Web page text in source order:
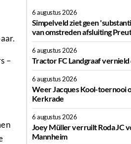
–
6 augustus 2026
Simpelveld ziet geen
van omstreden afsluiting
6 augustus 2026
Tractor FC Landgraaf
6 augustus 2026
Weer Jacques Kool-toernooi
Kerkrade
6 augustus 2026
Joey Müller verruilt Roda JC
Mannheim